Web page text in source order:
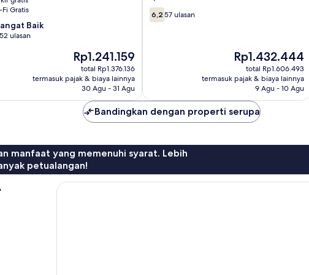
Gratis
Baik
ulasan
Harga
sekarang
Rp1.241.159
Rp1.241.159
total Rp1.376.136
termasuk pajak & biaya lainnya
30 Agu - 31 Agu
6.2
dari
6,2 57 ulasan
Harga
sekarang
Rp1.432.444
Rp1.432.444
total Rp1.606.493
termasuk pajak & biaya lainnya
9 Agu - 10 Agu
Bandingkan dengan properti serupa
manfaat yang memenuhi syarat. Lebih
petualangan!